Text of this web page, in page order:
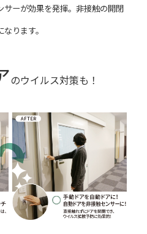
ーが効果を発揮。非接触の開閉
ります。
のウイルス対策も！